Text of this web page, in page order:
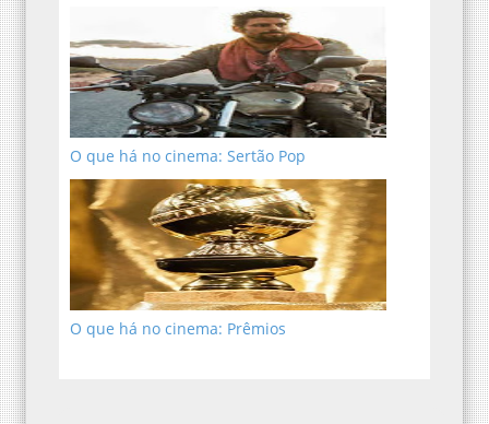
O que há no cinema: Sertão Pop
O que há no cinema: Prêmios